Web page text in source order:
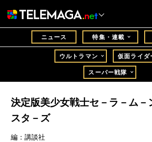
ニュース 特集・連載
ウルトラマン
仮面ライダ
スーパー戦隊
決定版美少女戦士セ－ラ－ム
スタ－ズ
編：講談社